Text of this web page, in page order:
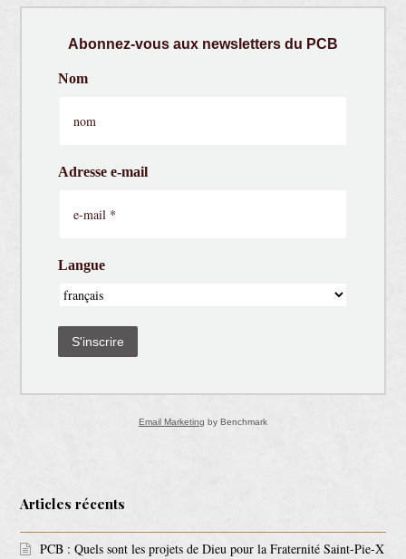
Abonnez-vous aux newsletters du PCB
Nom
Adresse e-mail
Langue
S'inscrire
Email Marketing by Benchmark
Articles récents
PCB : Quels sont les projets de Dieu pour la Fraternité Saint-Pie-X